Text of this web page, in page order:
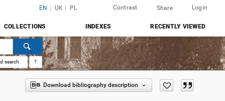
EN UK PL Contrast Share Login
COLLECTIONS INDEXES RECENTLY VIEWED
search ?
Download bibliography description